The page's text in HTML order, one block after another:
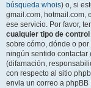
búsqueda whois) o, si
gmail.com, hotmail.com,
ese servicio. Por favor,
cualquier tipo de control
sobre cómo, dónde o
ningún sentido
(difamación,
con respecto al sitio
envia un correo a phpBB